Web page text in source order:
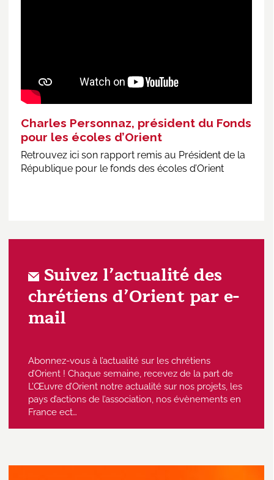
Charles Personnaz, président du Fonds
pour les écoles d’Orient
Retrouvez ici son rapport remis au Président de la
République pour le fonds des écoles d’Orient
Suivez l’actualité des
chrétiens d’Orient par e-
mail
Abonnez-vous à l’actualité sur les chrétiens
d’Orient ! Chaque semaine, recevez de la part de
L’Œuvre d’Orient notre actualité sur nos projets, les
pays d’actions de l’association, nos évènements en
France ect…